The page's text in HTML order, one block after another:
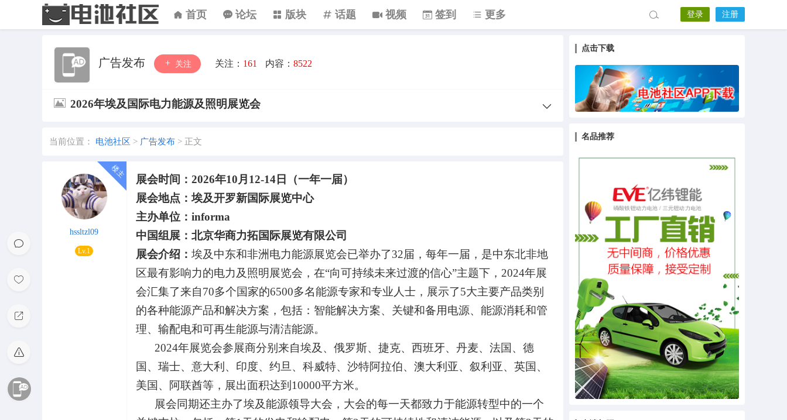
首页 论坛 版块 话题 视频 签到 更多 登录 注册
广告发布 关注 关注： 161 内容： 8522
2026年埃及国际电力能源及照明展览会
当前位置： 电池社区 > 广告发布 > 正文
hssltzl09
Lv.1
展会时间：2026年10月 12-14日（一年一届）
展会地点：埃及开罗新国际展览中心
主办单位： informa
中国组展：北京华商力拓国际展览有限公司
展会介绍： 埃及中东和非洲电力能源展览会已举办了32届，每年一届，是中东北非地
区最有影响力的电力及照明展览会，在“向可持续未来过渡的信心”主题下， 2024年展
会汇集了来自70多个国家的6500多名能源专家和专业人士，展示了5大主要产品类别
的各种能源产品和解决方案，包括：智能解决方案、关键和备用电源、能源消耗和管
理、输配电和可再生能源与清洁能源。
2024年展览会参展商分别来自埃及、俄罗斯、捷克、西班牙、丹麦、法国、德
国、瑞士、意大利、印度、约旦、科威特、沙特阿拉伯、澳大利亚、叙利亚、英国、
美国、阿联酋等，展出面积达到 10000平方米。
展会同期还主办了埃及能源领导大会，大会的每一天都致力于能源转型中的一个
点击下载
名品推荐